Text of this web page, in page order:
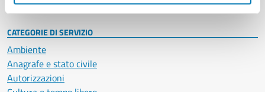
CATEGORIE DI SERVIZIO
Ambiente
Anagrafe e stato civile
Autorizzazioni